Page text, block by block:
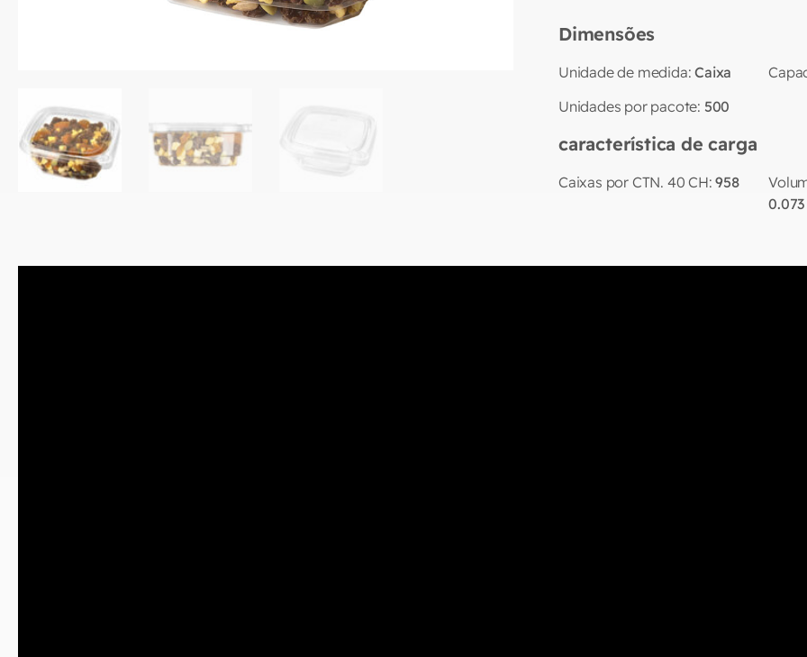
Dimensões
Unidade de medida:Caixa
Unidades por pacote: 500
característica de carga
Caixas por CTN. 40 CH:958
0.073